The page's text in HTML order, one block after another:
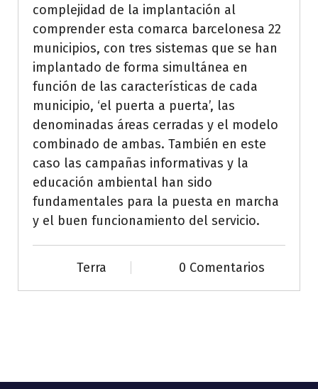
complejidad de la implantación al
comprender esta comarca barcelonesa 22
municipios, con tres sistemas que se han
implantado de forma simultánea en
función de las características de cada
municipio, ‘el puerta a puerta’, las
denominadas áreas cerradas y el modelo
combinado de ambas. También en este
caso las campañas informativas y la
educación ambiental han sido
fundamentales para la puesta en marcha
y el buen funcionamiento del servicio.
Terra 0 Comentarios